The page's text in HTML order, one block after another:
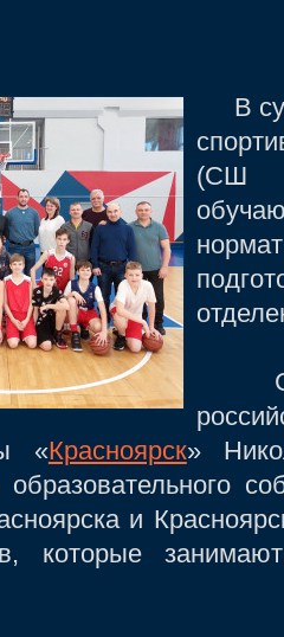
В
(СШ
«Красноярск»
образовательного
и
которые